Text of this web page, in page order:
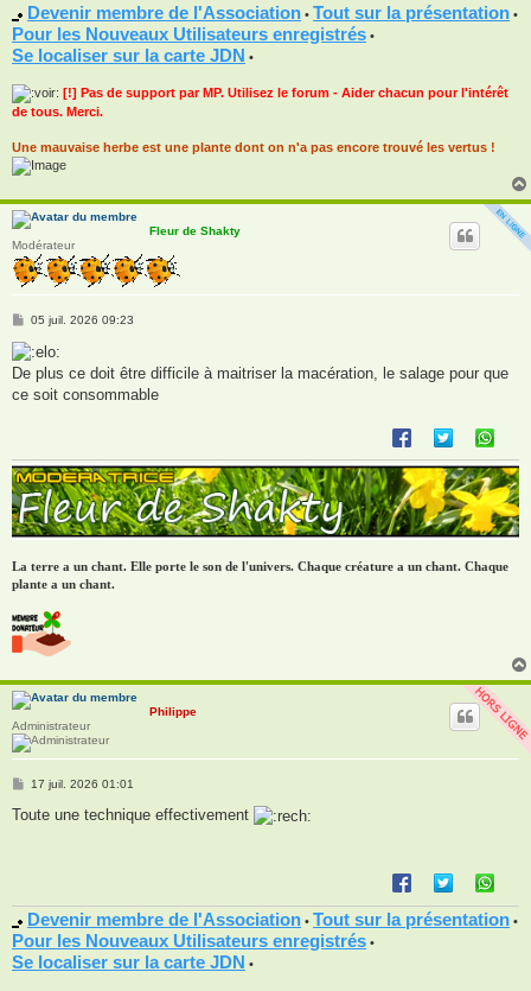
Devenir membre de l'Association • Tout sur la présentation •
Pour les Nouveaux Utilisateurs enregistrés •
Se localiser sur la carte JDN •
[!] Pas de support par MP. Utilisez le forum - Aider chacun pour l'intérêt
de tous. Merci.
Une mauvaise herbe est une plante dont on n'a pas encore trouvé les vertus !
Fleur de Shakty
Modérateur
M
s
s
a
g
e
05 juil. 2026 09:23
De plus ce doit être difficile à maitriser la macération, le salage pour que
ce soit consommable
La terre a un chant. Elle porte le son de l'univers. Chaque créature a un chant. Chaque
plante a un chant.
Philippe
Administrateur
M
s
17 juil. 2026 01:01
Toute une technique effectivement
Devenir membre de l'Association • Tout sur la présentation •
Pour les Nouveaux Utilisateurs enregistrés •
Se localiser sur la carte JDN •